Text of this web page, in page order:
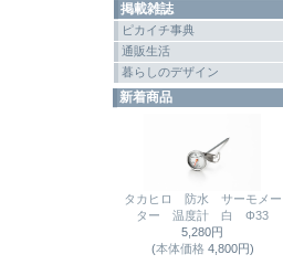
掲載雑誌
ピカイチ事典
通販生活
暮らしのデザイン
新着商品
タカヒロ 防水 サーモメー
ター 温度計 白 Φ33
5,280円
(本体価格4,800円)